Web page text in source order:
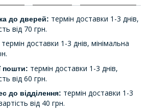
до дверей: термін доставки 1-3 днів,
від 70 грн.
термін доставки 1-3 днів, мінімальна
пошти: термін доставки 1-3 днів,
від 60 грн.
до відділення: термін доставки 1-3
від 40 грн.